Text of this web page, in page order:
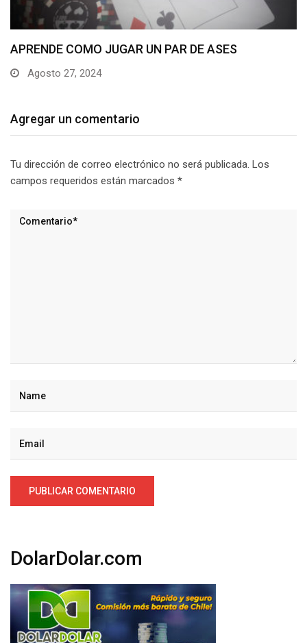
¿Ganarse la vida jugando al póker online? Ven…
Agosto 24, 2024
Agregar un comentario
Tu dirección de correo electrónico no será publicada. Los
campos requeridos están marcados *
DolarDolar.com